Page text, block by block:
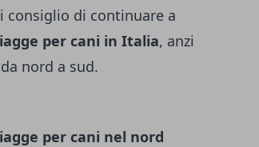
consiglio di continuare a
per cani in Italia, anzi
nord a sud.
per cani nel nord